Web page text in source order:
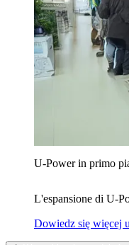
U‑Power in primo
L'espansione di
Dowiedz się więcej